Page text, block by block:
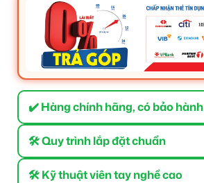
✔️ Hàng chính hãng, có bảo hành
🛠 Quy trình lắp đặt chuẩn
🛠 Kỹ thuật viên tay nghề cao